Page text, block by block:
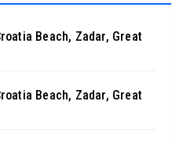
Beach, Zadar, Great
Beach, Zadar, Great